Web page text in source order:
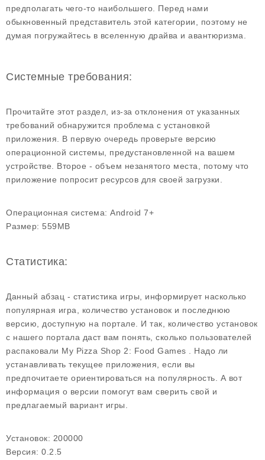
предполагать чего-то наибольшего. Перед нами
обыкновенный представитель этой категории, поэтому не
думая погружайтесь в вселенную драйва и авантюризма.
Системные требования:
Прочитайте этот раздел, из-за отклонения от указанных
требований обнаружится проблема с установкой
приложения. В первую очередь проверьте версию
операционной системы, предустановленной на вашем
устройстве. Второе - объем незанятого места, потому что
приложение попросит ресурсов для своей загрузки.
Операционная система: Android 7+
Размер: 559MB
Статистика:
Данный абзац - статистика игры, информирует насколько
популярная игра, количество установок и последнюю
версию, доступную на портале. И так, количество установок
с нашего портала даст вам понять, сколько пользователей
распаковали My Pizza Shop 2: Food Games . Надо ли
устанавливать текущее приложения, если вы
предпочитаете ориентироваться на популярность. А вот
информация о версии помогут вам сверить свой и
предлагаемый вариант игры.
Установок: 200000
Версия: 0.2.5